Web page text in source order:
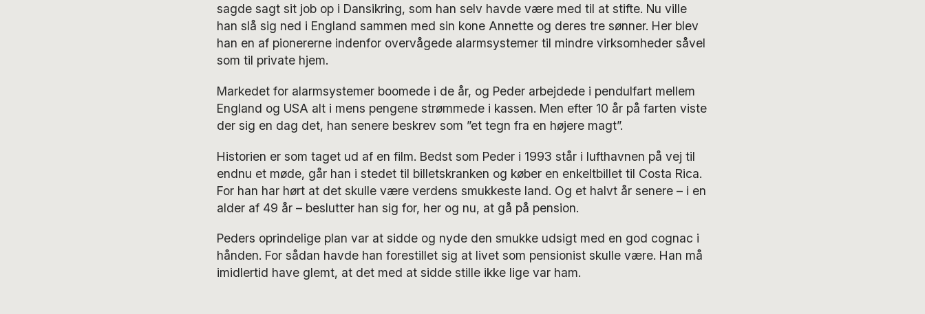
sagde sagt sit job op i Dansikring, som han selv havde være med til at stifte. Nu ville
han slå sig ned i England sammen med sin kone Annette og deres tre sønner. Her blev
han en af pionererne indenfor overvågede alarmsystemer til mindre virksomheder såvel
som til private hjem.
Markedet for alarmsystemer boomede i de år, og Peder arbejdede i pendulfart mellem
England og USA alt i mens pengene strømmede i kassen. Men efter 10 år på farten viste
der sig en dag det, han senere beskrev som ”et tegn fra en højere magt”.
Historien er som taget ud af en film. Bedst som Peder i 1993 står i lufthavnen på vej til
endnu et møde, går han i stedet til billetskranken og køber en enkeltbillet til Costa Rica.
For han har hørt at det skulle være verdens smukkeste land. Og et halvt år senere – i en
alder af 49 år – beslutter han sig for, her og nu, at gå på pension.
Peders oprindelige plan var at sidde og nyde den smukke udsigt med en god cognac i
hånden. For sådan havde han forestillet sig at livet som pensionist skulle være. Han må
imidlertid have glemt, at det med at sidde stille ikke lige var ham.